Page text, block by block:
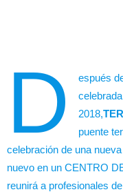
D
espués
2018,
puente
celebración de una
nuevo en un CENTRO
reunirá a profesionales